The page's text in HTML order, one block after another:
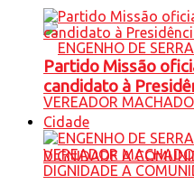
Partido Missão
candidato à
Cidade